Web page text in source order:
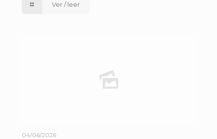
Ver / leer
04/06/2026